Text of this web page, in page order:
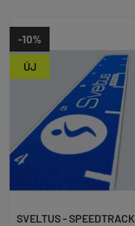
ÚJ
-10%
SVELTUS - SPEEDTRACK